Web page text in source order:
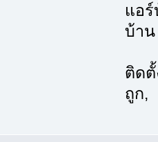
แอร์
บ้า
ติด
ถูก,